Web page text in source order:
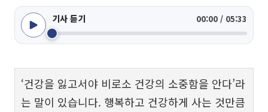
기사 듣기 00:00 / 05:33
‘건강을 잃고서야 비로소 건강의 소중함을 안다’라
는 말이 있습니다. 행복하고 건강하게 사는 것만큼